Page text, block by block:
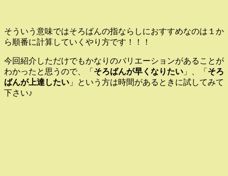
そういう意味ではそろばんの指ならしにおすすめなのは１か
ら順番に計算していくやり方です！！！
今回紹介しただけでもかなりのバリエーションがあることが
わかったと思うので、「 そろばんが早くなりたい 」、「 そろ
ばんが上達したい 」という方は時間があるときに試してみて
下さい♪